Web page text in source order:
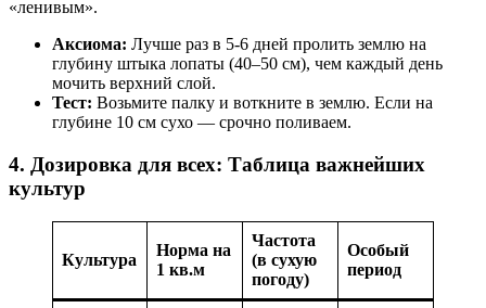
«ленивым».
Аксиома: Лучше раз в 5-6 дней пролить землю на
глубину штыка лопаты (40–50 см), чем каждый день
мочить верхний слой.
Тест: Возьмите палку и воткните в землю. Если на
глубине 10 см сухо — срочно поливаем.
4. Дозировка для всех: Таблица важнейших
культур
Культура
Норма на
1 кв.м
Частота
(в сухую
погоду)
Особый
период